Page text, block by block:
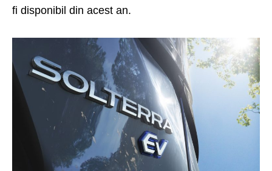
fi disponibil din acest an.